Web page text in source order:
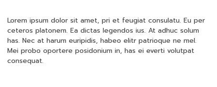
Lorem ipsum dolor sit amet, pri et feugiat consulatu. Eu per
ceteros platonem. Ea dictas legendos ius. At adhuc solum
has. Nec at harum euripidis, habeo elitr patrioque ne mel.
Mei probo oportere posidonium in, has ei everti volutpat
consequat.